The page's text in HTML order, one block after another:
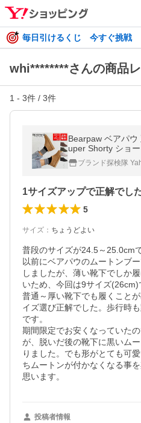
毎日引けるくじ 今すぐ挑戦
whi********さんの商品
1 - 3件 / 3件
Bearpaw ベアパ
uper Shorty ショ
工 本革 防寒 あた
3049W
ブランド探検隊
1サイズアップで正解でし
5
サイズ ： ちょうどよい
普段のサイズが24.5～25.0cm
以前にベアパウのムートンブ
しましたが、薄い靴下でしか
いため、今回は9サイズ(26cm)
普通～厚い靴下でも履くこと
イズ選び正解でした。歩行時
です。
期間限定でお安くなっていた
が、脱いだ後の靴下に黒いム
りました。でも形がとても可
ちムートンが付かなくなる事
思います。
投稿者情報